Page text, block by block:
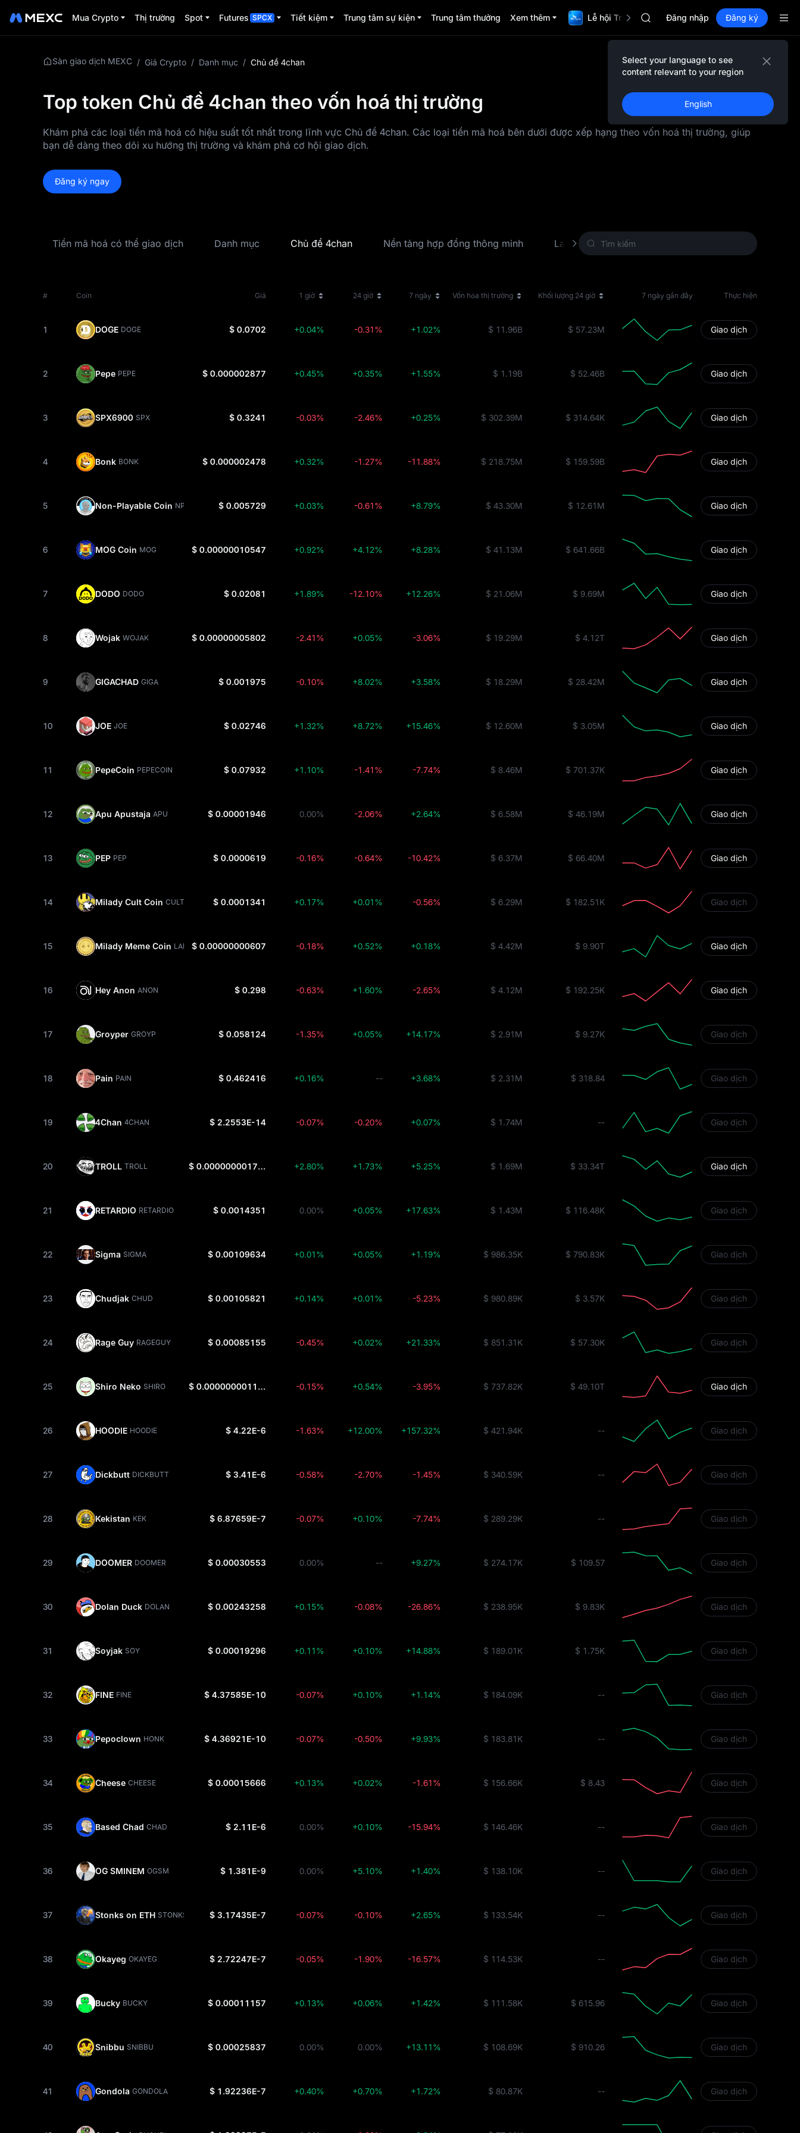
Mua Crypto Thị trường Spot Futures SPCX Tiết kiệm Trung tâm sự kiện Trung tâm thưởng Xem thêm Lễ hội TradFi $1,000,000
SKYAI
Đăng ký Market UNITREE STAR vào
GOLD(XAU)
AAOI
Đăng ký Market UNITREE STAR vào
SPCX tăng dù đã hết hạn khoá
Đăng nhập Đăng ký
Select your language to see
content relevant to your region
English
Sàn giao dịch MEXC / Giá Crypto / Danh mục / Chủ đề 4chan
Top token Chủ đề 4chan theo vốn hoá thị trường
Khám phá các loại tiền mã hoá có hiệu suất tốt nhất trong lĩnh vực Chủ đề 4chan. Các loại tiền mã hoá bên dưới được xếp hạng theo vốn hoá thị trường, giúp
bạn dễ dàng theo dõi xu hướng thị trường và khám phá cơ hội giao dịch.
Đăng ký ngay
Tiền mã hoá có thể giao dịch Danh mục Chủ đề 4chan Nền tảng hợp đồng thông minh Layer 1 (L1) Bằng chứng công việc (PoW)
# Coin Giá 1 giờ 24 giờ 7 ngày Vốn hóa thị trường Khối lượng 24 giờ 7 ngày gần đây Thực hiện
1 DOGE DOGE $ 0.0702 +0.04% -0.31% +1.02% $ 11.96B $ 57.23M Giao dịch
2 Pepe PEPE $ 0.000002877 +0.45% +0.35% +1.55% $ 1.19B $ 52.46B Giao dịch
3 SPX6900 SPX $ 0.3241 -0.03% -2.46% +0.25% $ 302.39M $ 314.64K Giao dịch
4 Bonk BONK $ 0.000002478 +0.32% -1.27% -11.88% $ 218.75M $ 159.59B Giao dịch
5 Non-Playable Coin NPC $ 0.005729 +0.03% -0.61% +8.79% $ 43.30M $ 12.61M Giao dịch
6 MOG Coin MOG $ 0.00000010547 +0.92% +4.12% +8.28% $ 41.13M $ 641.66B Giao dịch
7 DODO DODO $ 0.02081 +1.89% -12.10% +12.26% $ 21.06M $ 9.69M Giao dịch
8 Wojak WOJAK $ 0.00000005802 -2.41% +0.05% -3.06% $ 19.29M $ 4.12T Giao dịch
9 GIGACHAD GIGA $ 0.001975 -0.10% +8.02% +3.58% $ 18.29M $ 28.42M Giao dịch
10 JOE JOE $ 0.02746 +1.32% +8.72% +15.46% $ 12.60M $ 3.05M Giao dịch
11 PepeCoin PEPECOIN $ 0.07932 +1.10% -1.41% -7.74% $ 8.46M $ 701.37K Giao dịch
12 Apu Apustaja APU $ 0.00001946 0.00% -2.06% +2.64% $ 6.58M $ 46.19M Giao dịch
13 PEP PEP $ 0.0000619 -0.16% -0.64% -10.42% $ 6.37M $ 66.40M Giao dịch
14 Milady Cult Coin CULT $ 0.0001341 +0.17% +0.01% -0.56% $ 6.29M $ 182.51K Giao dịch
15 Milady Meme Coin LADYS$ 0.00000000607 -0.18% +0.52% +0.18% $ 4.42M $ 9.90T Giao dịch
16 Hey Anon ANON $ 0.298 -0.63% +1.60% -2.65% $ 4.12M $ 192.25K Giao dịch
17 Groyper GROYP $ 0.058124 -1.35% +0.05% +14.17% $ 2.91M $ 9.27K Giao dịch
18 Pain PAIN $ 0.462416 +0.16% -- +3.68% $ 2.31M $ 318.84 Giao dịch
19 4Chan 4CHAN $ 2.2553E-14 -0.07% -0.20% +0.07% $ 1.74M -- Giao dịch
20 TROLL TROLL $ 0.000000001787 +2.80% +1.73% +5.25% $ 1.69M $ 33.34T Giao dịch
21 RETARDIO RETARDIO $ 0.0014351 0.00% +0.05% +17.63% $ 1.43M $ 116.48K Giao dịch
22 Sigma SIGMA $ 0.00109634 +0.01% +0.05% +1.19% $ 986.35K $ 790.83K Giao dịch
23 Chudjak CHUD $ 0.00105821 +0.14% +0.01% -5.23% $ 980.89K $ 3.57K Giao dịch
24 Rage Guy RAGEGUY $ 0.00085155 -0.45% +0.02% +21.33% $ 851.31K $ 57.30K Giao dịch
25 Shiro Neko SHIRO $ 0.0000000011189 -0.15% +0.54% -3.95% $ 737.82K $ 49.10T Giao dịch
26 HOODIE HOODIE $ 4.22E-6 -1.63% +12.00% +157.32% $ 421.94K -- Giao dịch
27 Dickbutt DICKBUTT $ 3.41E-6 -0.58% -2.70% -1.45% $ 340.59K -- Giao dịch
28 Kekistan KEK $ 6.87659E-7 -0.07% +0.10% -7.74% $ 289.29K -- Giao dịch
29 DOOMER DOOMER $ 0.00030553 0.00% -- +9.27% $ 274.17K $ 109.57 Giao dịch
30 Dolan Duck DOLAN $ 0.00243258 +0.15% -0.08% -26.86% $ 238.95K $ 9.83K Giao dịch
31 Soyjak SOY $ 0.00019296 +0.11% +0.10% +14.88% $ 189.01K $ 1.75K Giao dịch
32 FINE FINE $ 4.37585E-10 -0.07% +0.10% +1.14% $ 184.09K -- Giao dịch
33 Pepoclown HONK $ 4.36921E-10 -0.07% -0.50% +9.93% $ 183.81K -- Giao dịch
34 Cheese CHEESE $ 0.00015666 +0.13% +0.02% -1.61% $ 156.66K $ 8.43 Giao dịch
35 Based Chad CHAD $ 2.11E-6 0.00% +0.10% -15.94% $ 146.46K -- Giao dịch
36 OG SMINEM OGSM $ 1.381E-9 0.00% +5.10% +1.40% $ 138.10K -- Giao dịch
37 Stonks on ETH STONKS $ 3.17435E-7 -0.07% -0.10% +2.65% $ 133.54K -- Giao dịch
38 Okayeg OKAYEG $ 2.72247E-7 -0.05% -1.90% -16.57% $ 114.53K -- Giao dịch
39 Bucky BUCKY $ 0.00011157 +0.13% +0.06% +1.42% $ 111.58K $ 615.96 Giao dịch
40 Snibbu SNIBBU $ 0.00025837 0.00% 0.00% +13.11% $ 108.69K $ 910.26 Giao dịch
41 Gondola GONDOLA $ 1.92236E-7 +0.40% +0.70% +1.72% $ 80.87K -- Giao dịch